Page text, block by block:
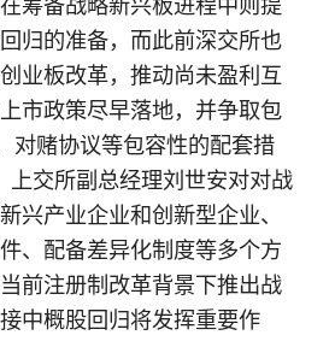
筹备战略新兴板进程中则提
归的准备，而此前深交所也
业板改革，推动尚未盈利互
市政策尽早落地，并争取包
对赌协议等包容性的配套措
上交所副总经理刘世安对对战
兴产业企业和创新型企业、
、配备差异化制度等多个方
前注册制改革背景下推出战
中概股回归将发挥重要作